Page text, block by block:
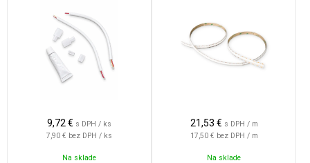
9,72€ s DPH / ks
7,90 € bez DPH / ks
Na sklade
21,53 € s DPH / m
17,50 € bez DPH / m
Na sklade